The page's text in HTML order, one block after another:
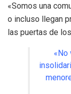
«Somos una
o incluso llegan
las puertas de
«No